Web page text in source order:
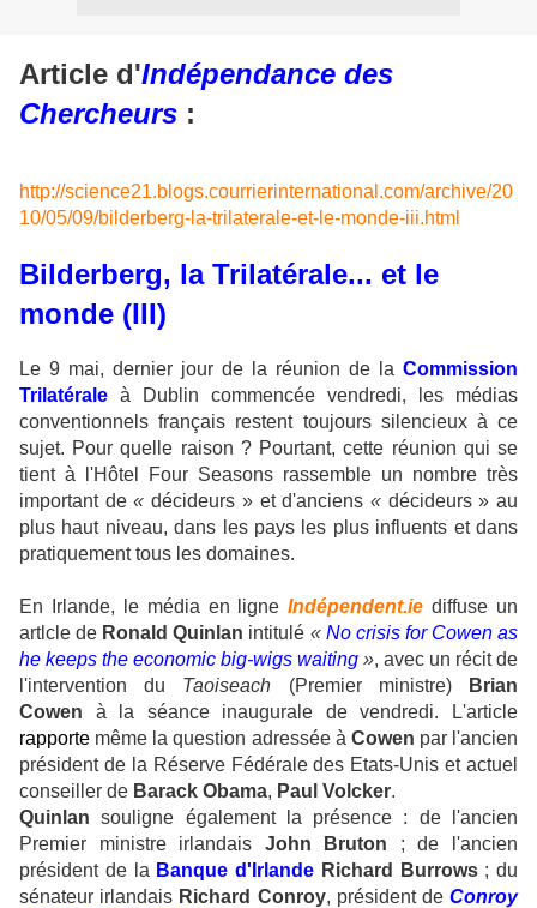
Article d'Indépendance des
Chercheurs :
http://science21.blogs.courrierinternational.com/archive/20
10/05/09/bilderberg-la-trilaterale-et-le-monde-iii.html
Bilderberg, la Trilatérale... et le
monde (III)
Le 9 mai, dernier jour de la réunion de la Commission
Trilatérale à Dublin commencée vendredi, les médias
conventionnels français restent toujours silencieux à ce
sujet. Pour quelle raison ? Pourtant, cette réunion qui se
tient à l'Hôtel Four Seasons rassemble un nombre très
important de« décideurs » et d'anciens «décideurs » au
plus haut niveau, dans les pays les plus influents et dans
pratiquement tous les domaines.
En Irlande, le média en ligneIndépendent.ie diffuse un
artlcle de Ronald Quinlan intitulé « No crisis for Cowen as
he keeps the economic big-wigs waiting », avec un récit de
l'intervention du Taoiseach (Premier ministre)
Brian
Cowen à la séance inaugurale de vendredi. L'article
rapporte même la question adressée à Cowen par l'ancien
président de la Réserve Fédérale des Etats-Unis et actuel
conseiller de Barack Obama, Paul Volcker.
Quinlan souligne également la présence : de l'ancien
Premier ministre irlandais John Bruton ; de l'ancien
président de la Banque d'Irlande Richard Burrows; du
sénateur irlandais Richard Conroy, président deConroy